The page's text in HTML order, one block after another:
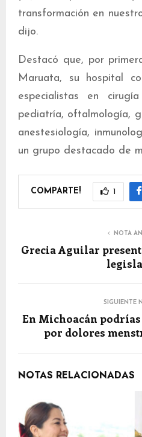
transformación en
dijo.
Destacó que, por
Maruata, su hospital
especialistas en
pediatría, oftalmología,
anestesiología,
un grupo destacado de
COMPARTE! 1
NOTA
Grecia Aguilar
SIGUIENTE
En Michoacán podrías
por dolores
NOTAS RELACIONADAS